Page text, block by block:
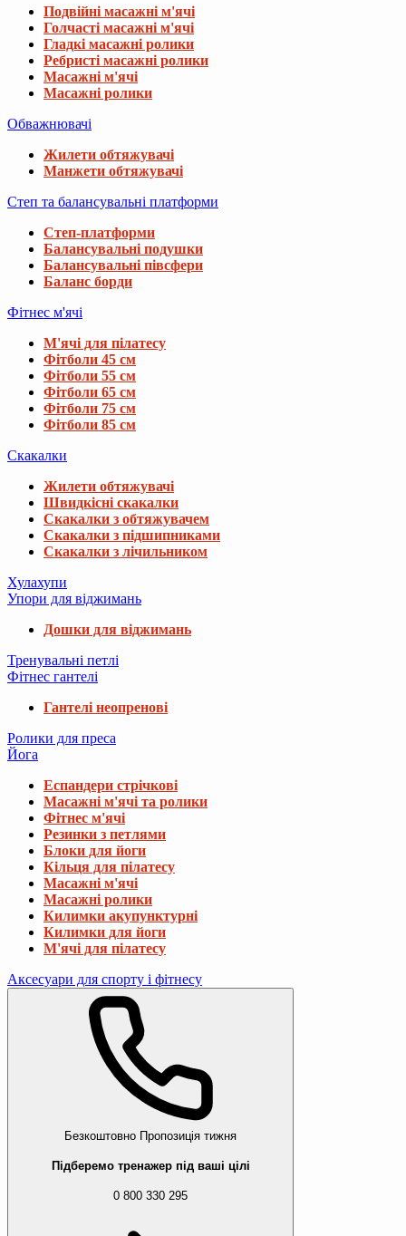
Подвійні масажні м'ячі
Голчасті масажні м'ячі
Гладкі масажні ролики
Ребристі масажні ролики
Масажні м'ячі
Масажні ролики
Обважнювачі
Жилети обтяжувачі
Манжети обтяжувачі
Степ та балансувальні платформи
Степ-платформи
Балансувальні подушки
Балансувальні півсфери
Баланс борди
Фітнес м'ячі
М'ячі для пілатесу
Фітболи 45 см
Фітболи 55 см
Фітболи 65 см
Фітболи 75 см
Фітболи 85 см
Скакалки
Жилети обтяжувачі
Швидкісні скакалки
Скакалки з обтяжувачем
Скакалки з підшипниками
Скакалки з лічильником
Хулахупи
Упори для віджимань
Дошки для віджимань
Тренувальні петлі
Фітнес гантелі
Гантелі неопренові
Ролики для преса
Йога
Еспандери стрічкові
Масажні м'ячі та ролики
Фітнес м'ячі
Резинки з петлями
Блоки для йоги
Кільця для пілатесу
Масажні м'ячі
Масажні ролики
Килимки акупунктурні
Килимки для йоги
М'ячі для пілатесу
Аксесуари для спорту і фітнесу
Безкоштовно Пропозиція тижня
Підберемо тренажер під ваші цілі
0 800 330 295